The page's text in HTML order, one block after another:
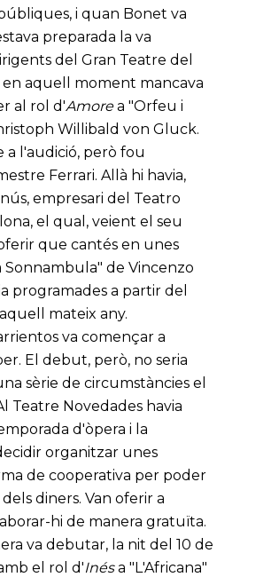
i quan Bonet va
preparada la va
del Gran Teatre del
en aquell moment mancava
al rol d'Amorea "Orfeu i
Willibald von Gluck.
a l'audició, però fou
Ferrari. Allà hi havia,
empresari del Teatro
el qual, veient el seu
que cantés en unes
Sonnambula" de Vincenzo
programades a partir del
mateix any.
va començar a
El debut, però, no seria
sèrie de circumstàncies el
Teatre Novedades havia
d'òpera i la
organitzar unes
de cooperativa per poder
diners. Van oferir a
hi de manera gratuïta.
va debutar, la nit del 10 de
el rol d'Inésa "L'Africana"